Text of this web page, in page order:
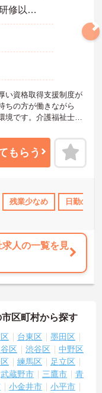
ポート 研修制度あり
■介護職員初任者研修以上 ■実務未経験・ブランクがある方も可
い資格取得支援制度が
ちの方が働きながら
境です。介護福祉士以
できます。業務は日
直行直帰も可能。必ず
ぎを行うため、訪問介
加え、未就学児1人につ
らではの福利厚生が完
ォロー体制＞訪問介護
てスタートできるよ
き継ぎの際は、書面だ
が同行して丁寧に指導
境です。
進研ゼミ」の割引や保
族向け福利厚生が非常
得実績や復帰支援はも
休暇・短縮勤務制度な
わっても、制度を活用
しい職場です。
もらう
残業少なめ 日勤のみ
人の一覧を見
区町村から探す
台東区
墨田区
区 渋谷区
中野区
練馬区
足立区
武蔵野市 三鷹市
青
小金井市
小平市